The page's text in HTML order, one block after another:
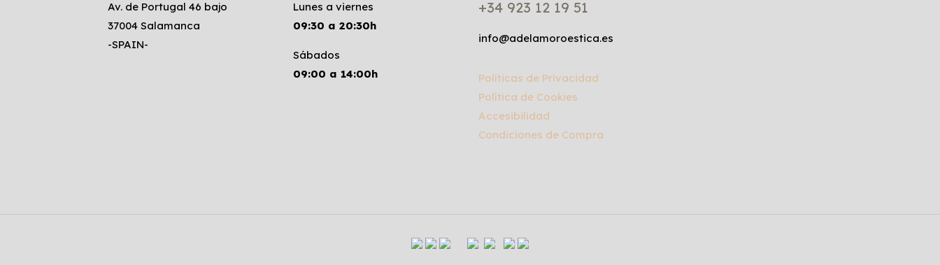
Av. de Portugal 46 bajo
37004 Salamanca
-SPAIN-
Lunes a viernes
09:30 a 20:30h
Sábados
09:00 a 14:00h
+34 923 12 19 51
info@adelamoroestica.es
Políticas de Privacidad
Política de Cookies
Accesibilidad
Condiciones de Compra